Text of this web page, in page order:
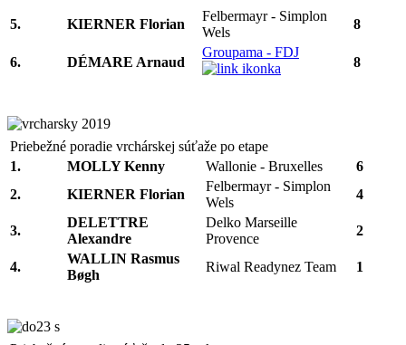
5. KIERNER Florian
Felbermayr - Simplon
Wels
8
6. DÉMARE Arnaud
Groupama - FDJ
8
Priebežné poradie vrchárskej súťaže po etape
1.
MOLLY Kenny Wallonie - Bruxelles
6
2.
KIERNER Florian
Felbermayr - Simplon
Wels
4
3.
DELETTRE
Alexandre
Delko Marseille
Provence
2
4.
WALLIN Rasmus
Bøgh
Riwal Readynez Team 1